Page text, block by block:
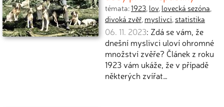
témata:1923, lov, lovecká sezóna,
divoká zvěř, myslivci, statistika
06. 11. 2023: Zdá se vám, že
dnešní myslivci uloví ohromné
množství zvěře? Článek z roku
1923 vám ukáže, že v případě
některých zvířat…